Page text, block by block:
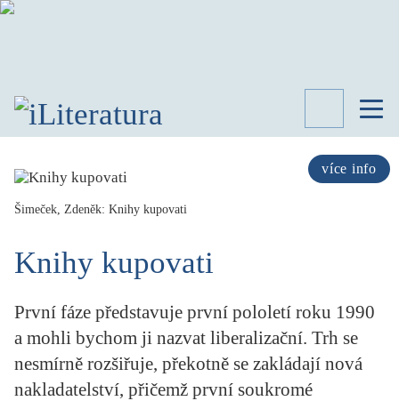
více info
SPISOVATELÉ
KNIHY
LITERATURY
KATEGORIE
STUDIE
PORTRÉT
Šimeček, Zdeněk: Knihy kupovati
Knihy kupovati
První fáze představuje první pololetí roku 1990
a mohli bychom ji nazvat liberalizační. Trh se
nesmírně rozšiřuje, překotně se zakládají nová
nakladatelství, přičemž první soukromé